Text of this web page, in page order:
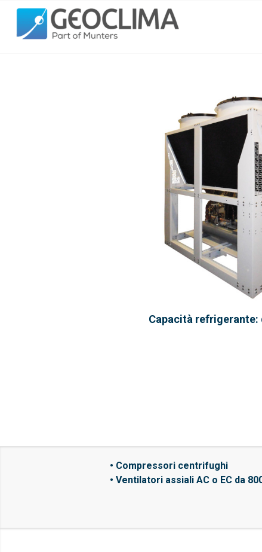
Capacità refrigerante:
• Compressori centrifughi
• Ventilatori assiali AC o EC da